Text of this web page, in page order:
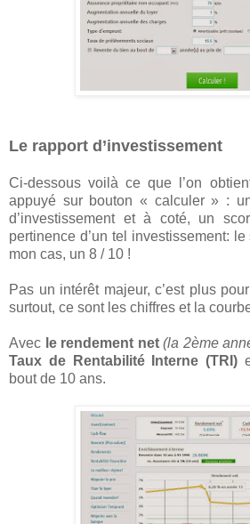
Le rapport d’investissement
Ci-dessous voilà ce que l’on
appuyé sur bouton « calculer » :
d’investissement et à coté, un
pertinence d’un tel investissement:
mon cas, un 8 / 10 !
Pas un intérêt majeur, c’est plus
surtout, ce sont les chiffres et la
Avec le rendement net (la 2ème
Taux de Rentabilité Interne (TRI)
bout de 10 ans.